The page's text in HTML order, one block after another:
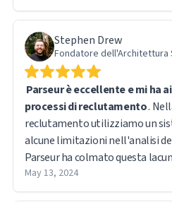
Stephen Drew
Fondatore dell'Architettura
Parseur è eccellente e mi ha
processi di reclutamento.
reclutamento utilizziamo un
alcune limitazioni nell'analisi
Parseur ha colmato questa
May 13, 2024